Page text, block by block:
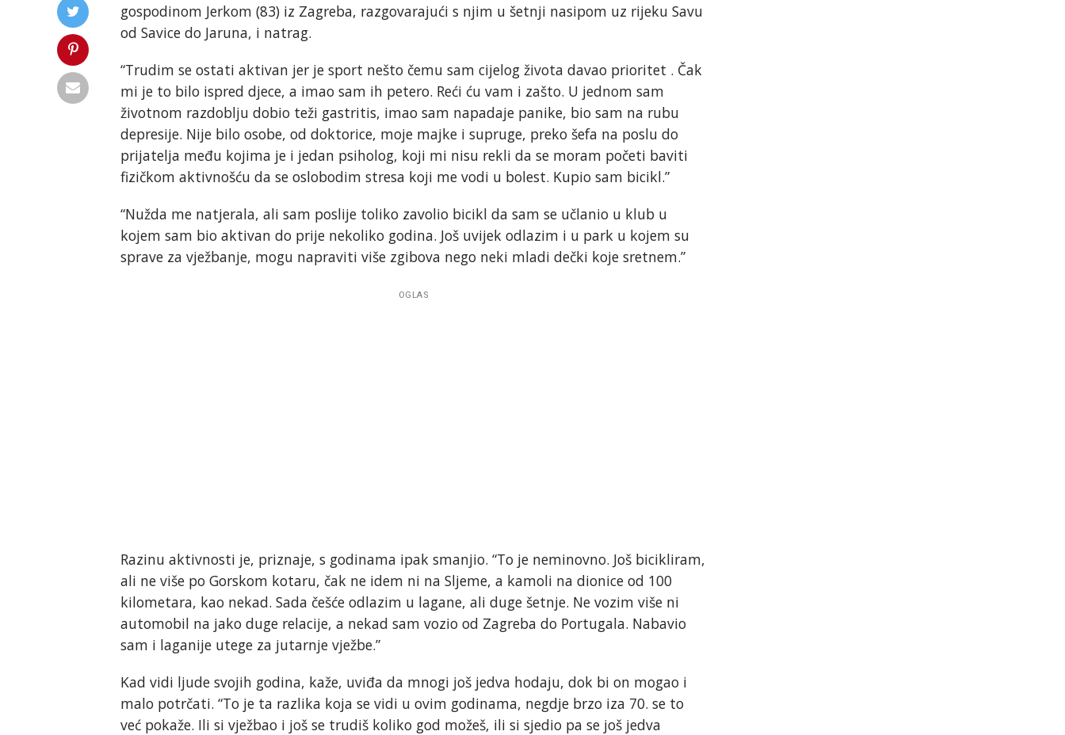
gospodinom Jerkom (83) iz Zagreba, razgovarajući s njim u šetnji nasipom uz rijeku Savu
od Savice do Jaruna, i natrag.
“Trudim se ostati aktivan jer je sport nešto čemu sam cijelog života davao prioritet . Čak
mi je to bilo ispred djece, a imao sam ih petero. Reći ću vam i zašto. U jednom sam
životnom razdoblju dobio teži gastritis, imao sam napadaje panike, bio sam na rubu
depresije. Nije bilo osobe, od doktorice, moje majke i supruge, preko šefa na poslu do
prijatelja među kojima je i jedan psiholog, koji mi nisu rekli da se moram početi baviti
fizičkom aktivnošću da se oslobodim stresa koji me vodi u bolest. Kupio sam bicikl.”
“Nužda me natjerala, ali sam poslije toliko zavolio bicikl da sam se učlanio u klub u
kojem sam bio aktivan do prije nekoliko godina. Još uvijek odlazim i u park u kojem su
sprave za vježbanje, mogu napraviti više zgibova nego neki mladi dečki koje sretnem.”
OGLAS
Razinu aktivnosti je, priznaje, s godinama ipak smanjio. “To je neminovno. Još bicikliram,
ali ne više po Gorskom kotaru, čak ne idem ni na Sljeme, a kamoli na dionice od 100
kilometara, kao nekad. Sada češće odlazim u lagane, ali duge šetnje. Ne vozim više ni
automobil na jako duge relacije, a nekad sam vozio od Zagreba do Portugala. Nabavio
sam i laganije utege za jutarnje vježbe.”
Kad vidi ljude svojih godina, kaže, uviđa da mnogi još jedva hodaju, dok bi on mogao i
malo potrčati. “To je ta razlika koja se vidi u ovim godinama, negdje brzo iza 70. se to
već pokaže. Ili si vježbao i još se trudiš koliko god možeš, ili si sjedio pa se još jedva